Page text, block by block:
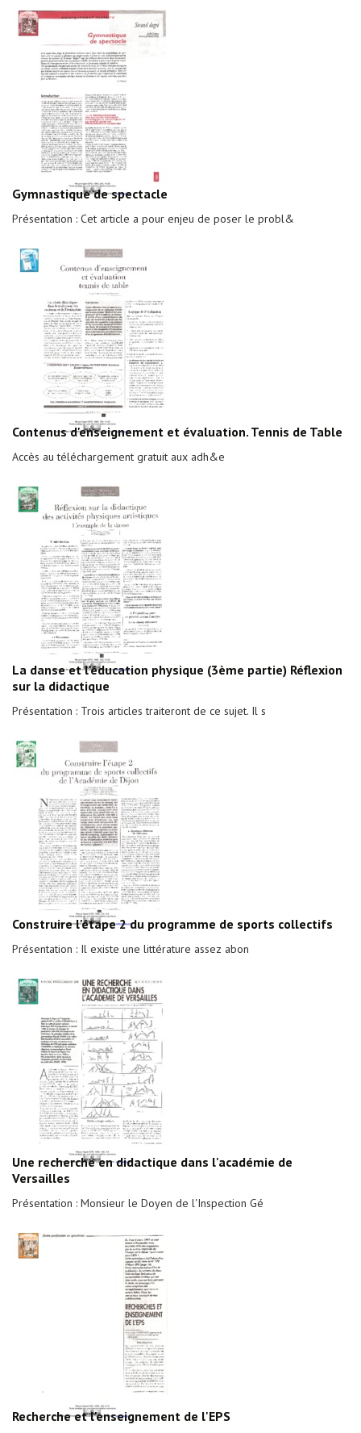
Gymnastique de spectacle
Présentation : Cet article a pour enjeu de poser le probl&
Contenus d'enseignement et évaluation. Tennis de Table
Accès au téléchargement gratuit aux adh&e
La danse et l'éducation physique (3ème partie) Réflexion
sur la didactique
Présentation : Trois articles traiteront de ce sujet. Il s
Construire l'étape 2 du programme de sports collectifs
Présentation : Il existe une littérature assez abon
Une recherche en didactique dans l'académie de
Versailles
Présentation : Monsieur le Doyen de l'Inspection Gé
Recherche et l'enseignement de l'EPS